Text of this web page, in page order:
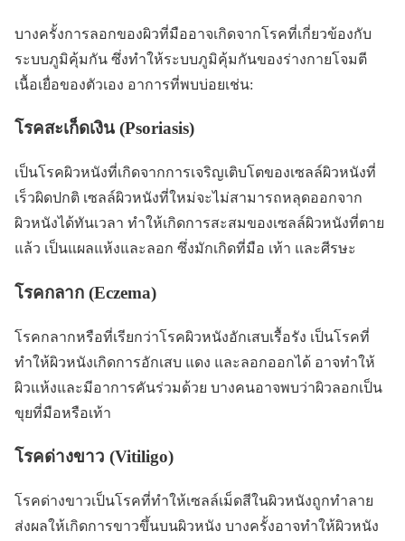
บางครั้งการลอกของผิวที่มืออาจเกิดจากโรคที่เกี่ยวข้องกับ
ระบบภูมิคุ้มกัน ซึ่งทำให้ระบบภูมิคุ้มกันของร่างกายโจมตี
เนื้อเยื่อของตัวเอง อาการที่พบบ่อยเช่น:
โรคสะเก็ดเงิน (Psoriasis)
เป็นโรคผิวหนังที่เกิดจากการเจริญเติบโตของเซลล์ผิวหนังที่
เร็วผิดปกติ เซลล์ผิวหนังที่ใหม่จะไม่สามารถหลุดออกจาก
ผิวหนังได้ทันเวลา ทำให้เกิดการสะสมของเซลล์ผิวหนังที่ตาย
แล้ว เป็นแผลแห้งและลอก ซึ่งมักเกิดที่มือ เท้า และศีรษะ
โรคกลาก (Eczema)
โรคกลากหรือที่เรียกว่าโรคผิวหนังอักเสบเรื้อรัง เป็นโรคที่
ทำให้ผิวหนังเกิดการอักเสบ แดง และลอกออกได้ อาจทำให้
ผิวแห้งและมีอาการคันร่วมด้วย บางคนอาจพบว่าผิวลอกเป็น
ขุยที่มือหรือเท้า
โรคด่างขาว (Vitiligo)
โรคด่างขาวเป็นโรคที่ทำให้เซลล์เม็ดสีในผิวหนังถูกทำลาย
ส่งผลให้เกิดการขาวขึ้นบนผิวหนัง บางครั้งอาจทำให้ผิวหนัง